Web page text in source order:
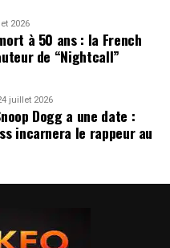
2026
à 50 ans : la French
de “Nightcall”
juillet 2026
Dogg a une date :
incarnera le rappeur au